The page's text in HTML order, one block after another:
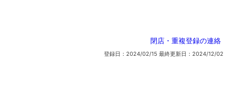
閉店・重複登録の連絡
登録日：2024/02/15 最終更新日：2024/12/02